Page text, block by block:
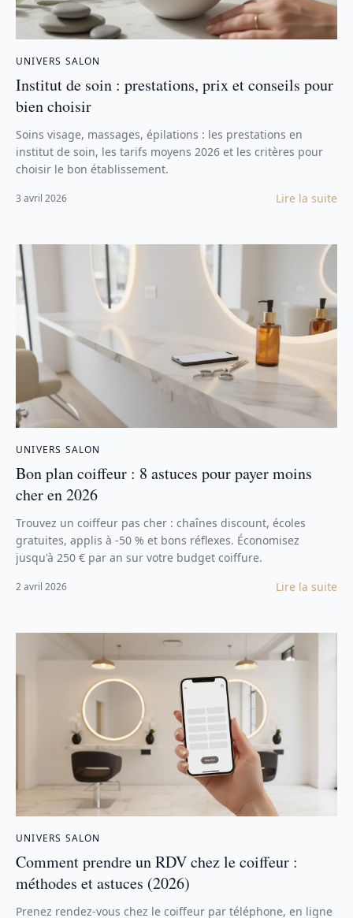
UNIVERS SALON
Institut de soin : prestations, prix et conseils pour
bien choisir
Soins visage, massages, épilations : les prestations en
institut de soin, les tarifs moyens 2026 et les critères pour
choisir le bon établissement.
3 avril 2026 Lire la suite
UNIVERS SALON
Bon plan coiffeur : 8 astuces pour payer moins
cher en 2026
Trouvez un coiffeur pas cher : chaînes discount, écoles
gratuites, applis à -50 % et bons réflexes. Économisez
jusqu'à 250 € par an sur votre budget coiffure.
2 avril 2026 Lire la suite
UNIVERS SALON
Comment prendre un RDV chez le coiffeur :
méthodes et astuces (2026)
Prenez rendez-vous chez le coiffeur par téléphone, en ligne